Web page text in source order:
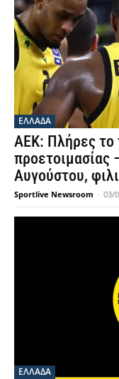
ΕΛΛΑΔΑ
ΑΕΚ: Πλήρες το
προετοιμασίας
Αυγούστου,
Sportlive Newsroom - 03/
ΕΛΛΑΔΑ